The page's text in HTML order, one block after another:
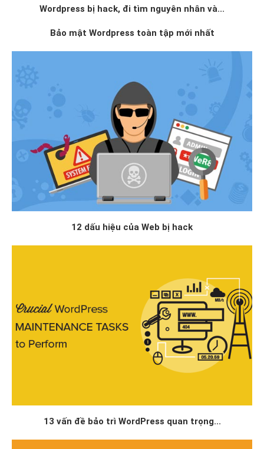
Wordpress bị hack, đi tìm nguyên nhân và...
Bảo mật Wordpress toàn tập mới nhất
12 dấu hiệu của Web bị hack
13 vấn đề bảo trì WordPress quan trọng...